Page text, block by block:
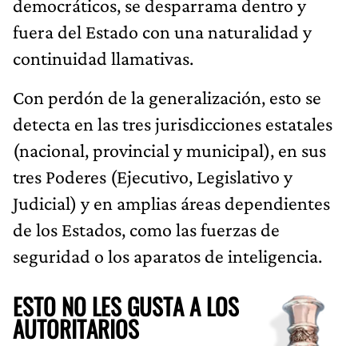
democráticos, se desparrama dentro y
fuera del Estado con una naturalidad y
continuidad llamativas.
Con perdón de la generalización, esto se
detecta en las tres jurisdicciones estatales
(nacional, provincial y municipal), en sus
tres Poderes (Ejecutivo, Legislativo y
Judicial) y en amplias áreas dependientes
de los Estados, como las fuerzas de
seguridad o los aparatos de inteligencia.
ESTO NO LES GUSTA A LOS
AUTORITARIOS